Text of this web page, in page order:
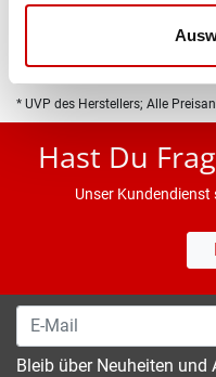
* UVP des Herstellers; Alle
Hast Du
Unser
Bleib über Neuheiten